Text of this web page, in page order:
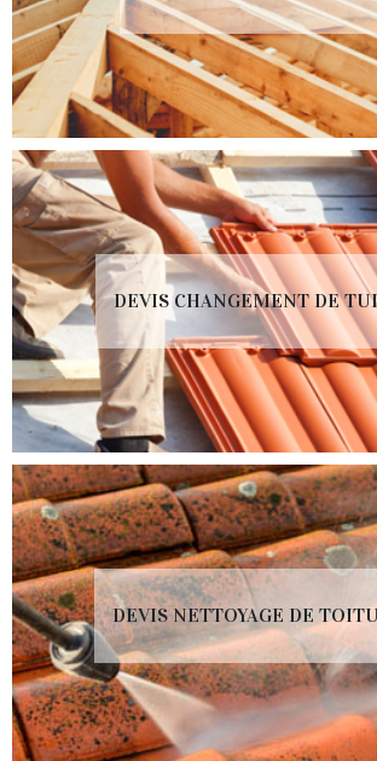
DEVIS CHANGEMENT DE
DEVIS NETTOYAGE DE